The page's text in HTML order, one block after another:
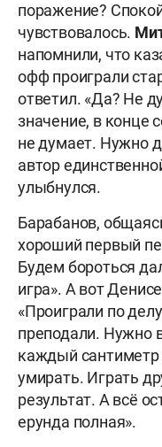
поражение?
чувствовалось.
напомнили, что
офф проиграли
ответил. «Да? Не
значение, в конце
не думает. Нужно
автор
улыбнулся.
Барабанов,
хороший первый
Будем бороться
игра». А вот
«Проиграли по
преподали. Нужно
каждый
умирать. Играть
результат. А всё
ерунда полная».